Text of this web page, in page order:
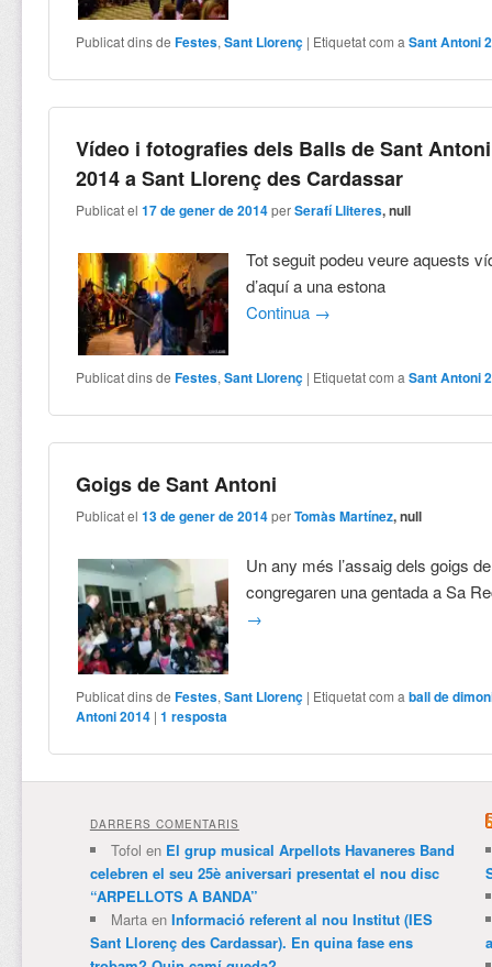
Publicat dins de Festes,Sant Llorenç | Etiquetat com a Sant Antoni
Vídeo i fotografies dels Balls de Sant Antoni
2014 a Sant Llorenç des Cardassar
Publicat el17 de gener de 2014 perSerafí Lliteres, null
Tot seguit podeu veure aquests
d’aquí a una estona
Continua →
Publicat dins de Festes,Sant Llorenç | Etiquetat com a Sant Antoni
Goigs de Sant Antoni
Publicat el13 de gener de 2014 perTomàs Martínez, null
Un any més l’assaig dels goigs
congregaren una gentada a Sa
→
Publicat dins de Festes,Sant Llorenç | Etiquetat com a ball de
Antoni 2014 |1 resposta
DARRERS COMENTARIS
Tofol en El grup musical Arpellots Havaneres Band
celebren el seu 25è aniversari presentat el nou disc
“ARPELLOTS A BANDA”
Martaen Informació referent al nou Institut (IES
Sant Llorenç des Cardassar). En quina fase ens